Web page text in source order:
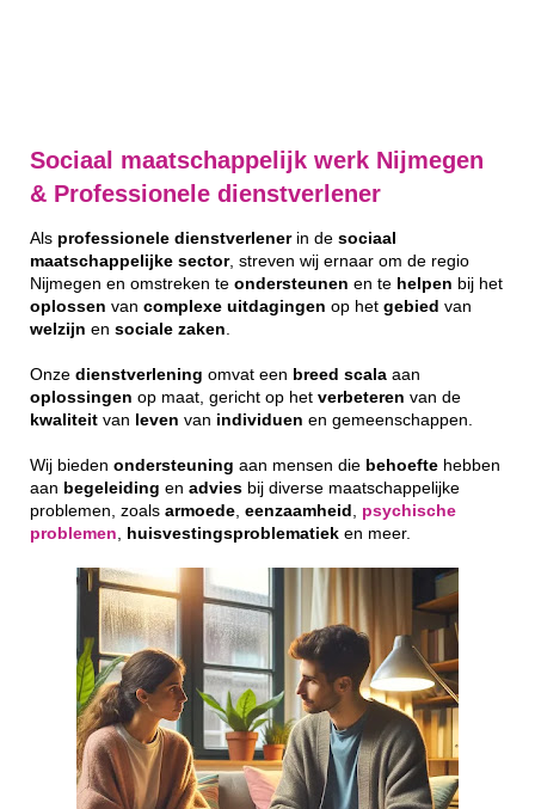
Sociaal maatschappelijk werk Nijmegen
& Professionele dienstverlener
Als professionele dienstverlenerin de sociaal
maatschappelijke sector, streven wij ernaar om de regio
Nijmegen en omstreken te ondersteunen en te helpen bij het
oplossen van complexe uitdagingen op het gebied van
welzijn en sociale zaken
Onze dienstverlening omvat een breed scala aan
oplossingen op maat, gericht op het verbeteren van de
kwaliteit van leven van individuen en gemeenschappen.
Wij bieden ondersteuning aan mensen die behoefte hebben
aan begeleiding en advies bij diverse maatschappelijke
problemen, zoals armoede eenzaamheid
psychische
problemen
huisvestingsproblematiek en meer.